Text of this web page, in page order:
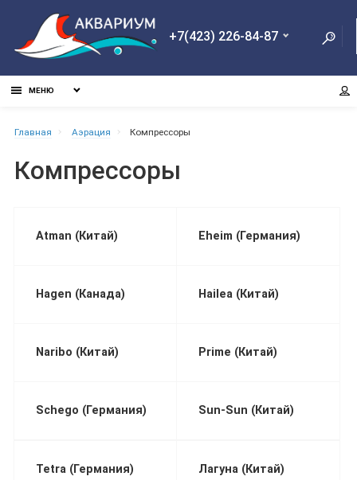
+7(423) 226-84-87
МЕНЮ
Главная Аэрация Компрессоры
Компрессоры
Atman (Китай) Eheim (Германия)
Hagen (Канада) Hailea (Китай)
Naribo (Китай) Prime (Китай)
Schego (Германия) Sun-Sun (Китай)
Tetra (Германия) Лагуна (Китай)